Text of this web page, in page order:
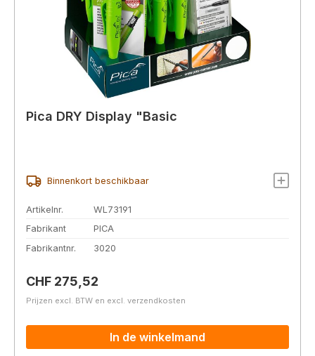
Pica DRY Display "Basic
Binnenkort beschikbaar
Artikelnr.
WL73191
Fabrikant
PICA
Fabrikantnr.
3020
Normale prijs:
CHF 275,52
Prijzen excl. BTW en excl. verzendkosten
In de winkelmand